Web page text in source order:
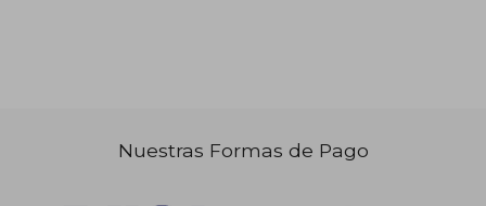
$ 72.705
Nuestras Formas de Pago